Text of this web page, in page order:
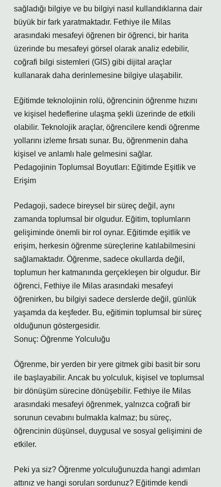
sağladığı bilgiye ve bu bilgiyi nasıl kullandıklarına dair
büyük bir fark yaratmaktadır. Fethiye ile Milas
arasındaki mesafeyi öğrenen bir öğrenci, bir harita
üzerinde bu mesafeyi görsel olarak analiz edebilir,
coğrafi bilgi sistemleri (GIS) gibi dijital araçlar
kullanarak daha derinlemesine bilgiye ulaşabilir.
Eğitimde teknolojinin rolü, öğrencinin öğrenme hızını
ve kişisel hedeflerine ulaşma şekli üzerinde de etkili
olabilir. Teknolojik araçlar, öğrencilere kendi öğrenme
yollarını izleme fırsatı sunar. Bu, öğrenmenin daha
kişisel ve anlamlı hale gelmesini sağlar.
Pedagojinin Toplumsal Boyutları: Eğitimde Eşitlik ve
Erişim
Pedagoji, sadece bireysel bir süreç değil, aynı
zamanda toplumsal bir olgudur. Eğitim, toplumların
gelişiminde önemli bir rol oynar. Eğitimde eşitlik ve
erişim, herkesin öğrenme süreçlerine katılabilmesini
sağlamaktadır. Öğrenme, sadece okullarda değil,
toplumun her katmanında gerçekleşen bir olgudur. Bir
öğrenci, Fethiye ile Milas arasındaki mesafeyi
öğrenirken, bu bilgiyi sadece derslerde değil, günlük
yaşamda da keşfeder. Bu, eğitimin toplumsal bir süreç
olduğunun göstergesidir.
Sonuç: Öğrenme Yolculuğu
Öğrenme, bir yerden bir yere gitmek gibi basit bir soru
ile başlayabilir. Ancak bu yolculuk, kişisel ve toplumsal
bir dönüşüm sürecine dönüşebilir. Fethiye ile Milas
arasındaki mesafeyi öğrenmek, yalnızca coğrafi bir
sorunun cevabını bulmakla kalmaz; bu süreç,
öğrencinin düşünsel, duygusal ve sosyal gelişimini de
etkiler.
Peki ya siz? Öğrenme yolculuğunuzda hangi adımları
attınız ve hangi soruları sordunuz? Eğitimde kendi